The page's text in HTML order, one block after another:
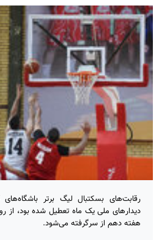
رقابت‌های بسکتبال لیگ برتر
دیدارهای ملی یک ماه تعطیل شده بود، از
هفته دهم از سرگرفته می‌شود.